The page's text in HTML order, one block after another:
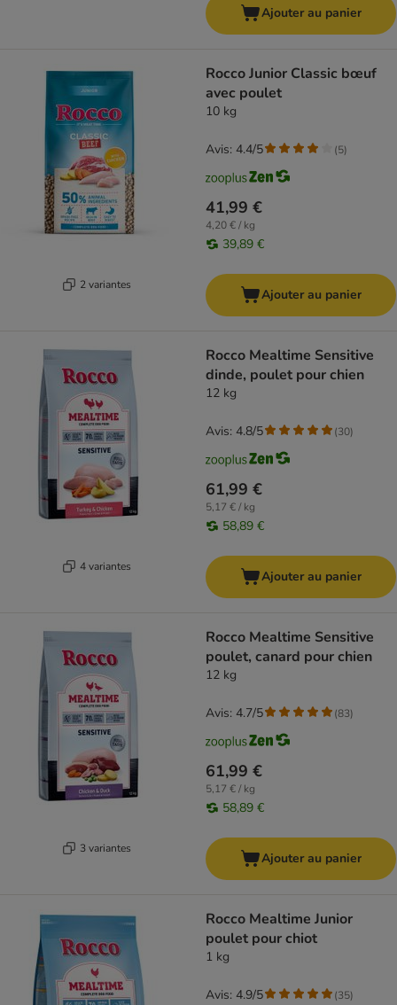
Ajouter au panier
2 variantes
Rocco Junior Classic bœuf
avec poulet
10 kg
41,99 €
4,20 € / kg
39,89 €
Avis: 4.4/5 (5)
Ajouter au panier
4 variantes
Rocco Mealtime Sensitive
dinde, poulet pour chien
12 kg
61,99 €
5,17 € / kg
58,89 €
Avis: 4.8/5 (30)
Ajouter au panier
3 variantes
Rocco Mealtime Sensitive
poulet, canard pour chien
12 kg
61,99 €
5,17 € / kg
58,89 €
Avis: 4.7/5 (83)
Ajouter au panier
Rocco Mealtime Junior
poulet pour chiot
1 kg
Avis: 4.9/5 (35)